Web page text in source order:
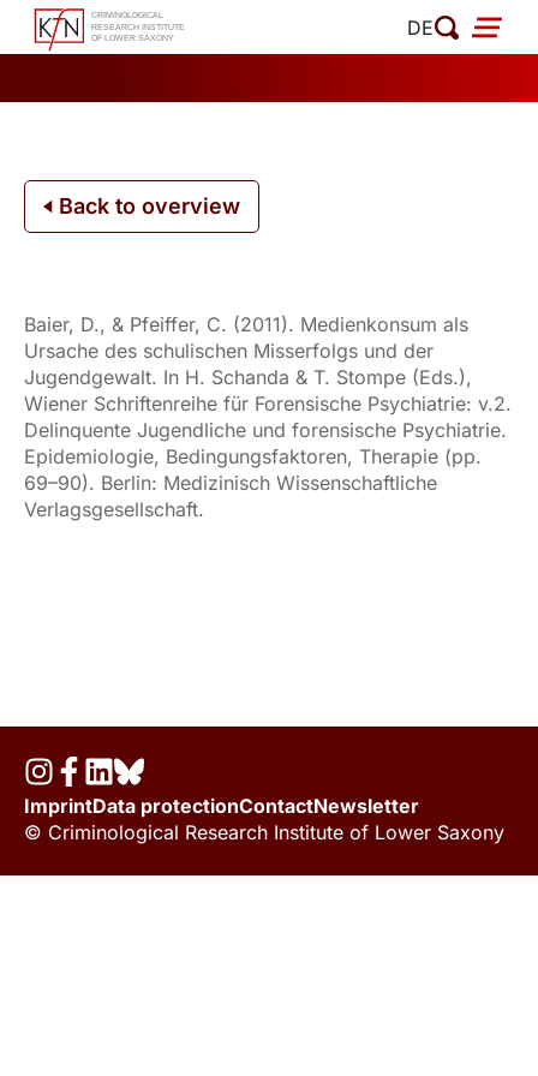
Skip
DE
Back to overview
Baier, D., & Pfeiffer, C. (2011). Medienkonsum als
Ursache des schulischen Misserfolgs und der
Jugendgewalt. In H. Schanda & T. Stompe (Eds.),
Wiener Schriftenreihe für Forensische Psychiatrie: v.2.
Delinquente Jugendliche und forensische Psychiatrie.
Epidemiologie, Bedingungsfaktoren, Therapie (pp.
69–90). Berlin: Medizinisch Wissenschaftliche
Verlagsgesellschaft.
ImprintData protectionContactNewsletter
© Criminological Research Institute of Lower Saxony